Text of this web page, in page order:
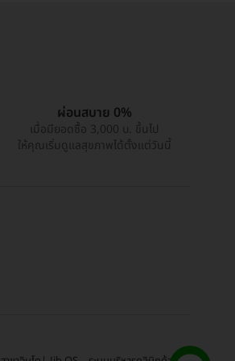
ผ่อนสบาย 0%
เมื่อมียอดซื้อ 3,000 บ. ขึ้นไป
ให้คุณเริ่มดูแลสุขภาพได้ตั้งแต่วันนี้